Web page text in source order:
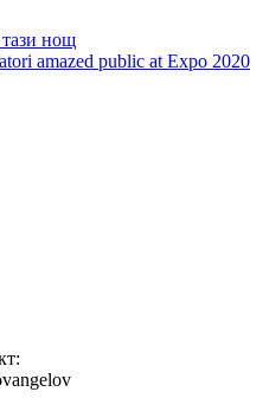
нощ
amazed public at Expo 2020